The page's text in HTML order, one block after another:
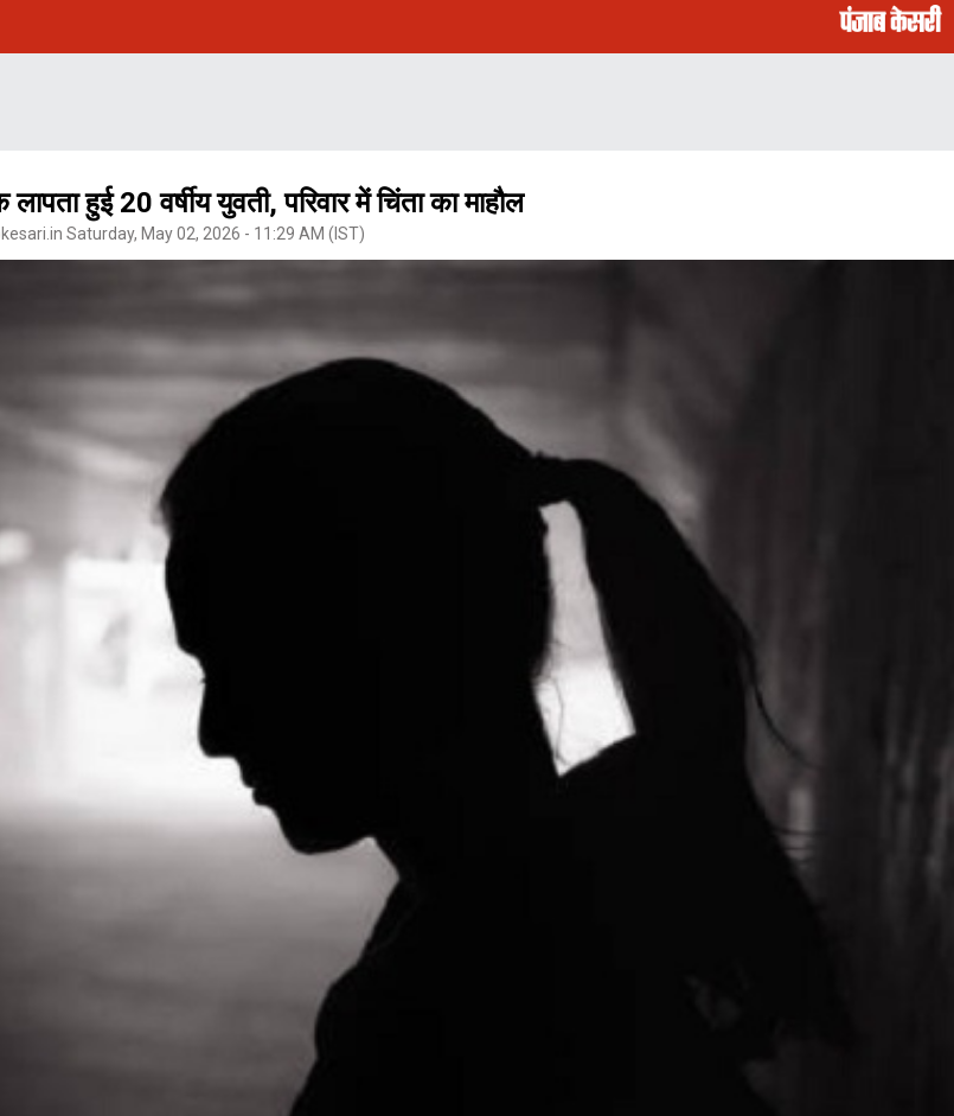
हुई 20 वर्षीय युवती, परिवार में चिंता का माहौल
Saturday, May 02, 2026 - 11:29 AM (IST)